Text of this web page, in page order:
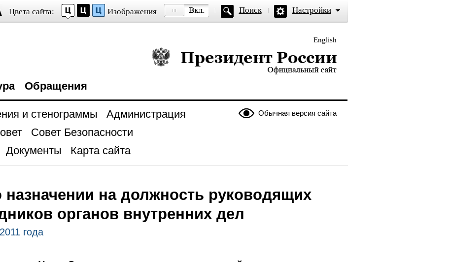
Цвета сайта: Изображения Поиск Настройки
English
Президент России — официальный сайт
Обращения
Обычная версия сайта
и стенограммы
Администрация
Совет Безопасности
Документы Карта сайта
назначении на должность руководящих
органов внутренних дел
года